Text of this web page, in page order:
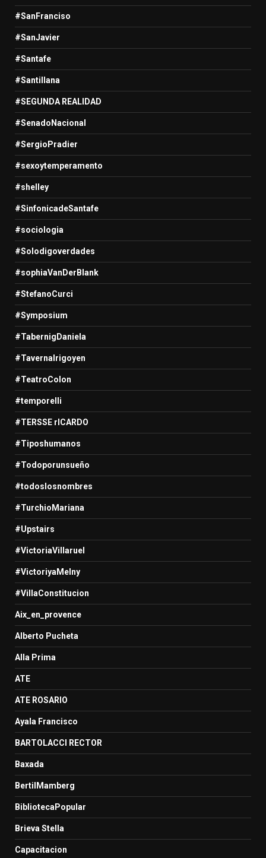
#SanFranciso
#SanJavier
#Santafe
#Santillana
#SEGUNDA REALIDAD
#SenadoNacional
#SergioPradier
#sexoytemperamento
#shelley
#SinfonicadeSantafe
#sociologia
#Solodigoverdades
#sophiaVanDerBlank
#StefanoCurci
#Symposium
#TabernigDaniela
#TavernaIrigoyen
#TeatroColon
#temporelli
#TERSSE rICARDO
#Tiposhumanos
#Todoporunsueño
#todoslosnombres
#TurchioMariana
#Upstairs
#VictoriaVillaruel
#VictoriyaMelny
#VillaConstitucion
Aix_en_provence
Alberto Pucheta
Alla Prima
ATE
ATE ROSARIO
Ayala Francisco
BARTOLACCI RECTOR
Baxada
BertilMamberg
BibliotecaPopular
Brieva Stella
Capacitacion